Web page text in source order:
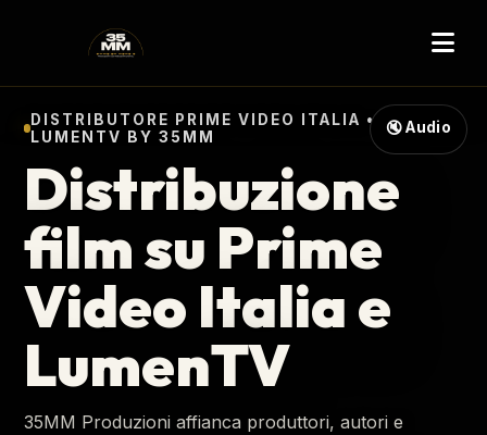
🔇 Audio
DISTRIBUTORE PRIME VIDEO ITALIA •
LUMENTV BY 35MM
Distribuzione
film su Prime
Video Italia e
LumenTV
35MM Produzioni affianca produttori, autori e